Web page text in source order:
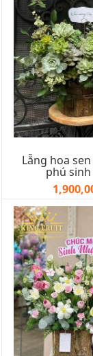
Lẵng hoa
phú sinh